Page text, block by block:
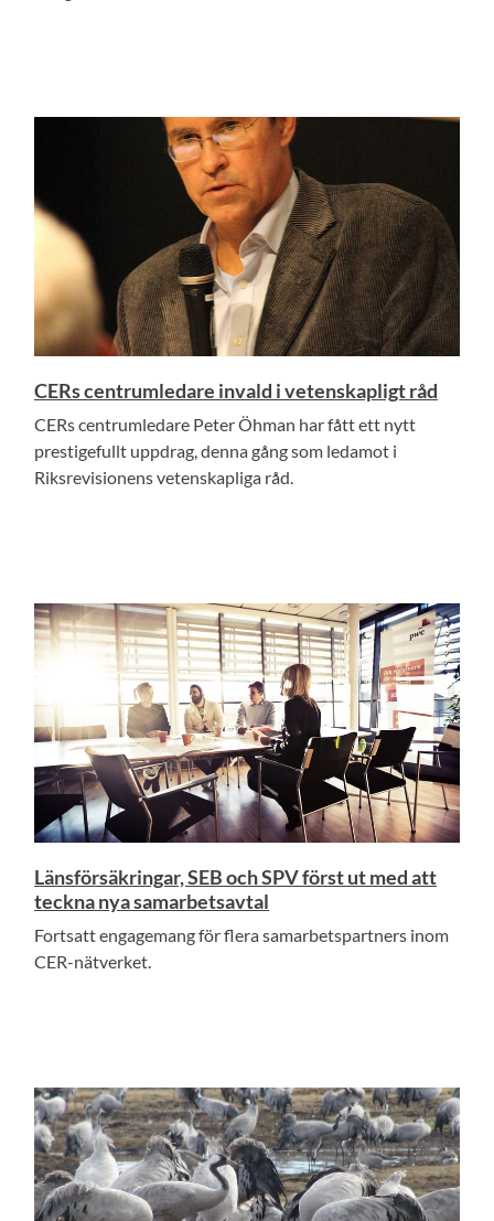
CERs centrumledare invald i vetenskapligt råd
CERs centrumledare Peter Öhman har fått ett nytt
prestigefullt uppdrag, denna gång som ledamot i
Riksrevisionens vetenskapliga råd.
Länsförsäkringar, SEB och SPV först ut med att
teckna nya samarbetsavtal
Fortsatt engagemang för flera samarbetspartners inom
CER-nätverket.